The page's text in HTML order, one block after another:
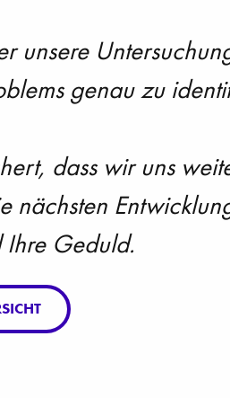
unsere
genau zu
dass wir uns
nächsten
Ihre Geduld.